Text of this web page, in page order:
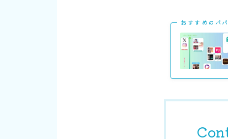
おすすめのパ